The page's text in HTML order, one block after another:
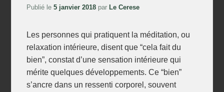
Publié le5 janvier 2018 parLe Cerese
Les personnes qui pratiquent la méditation, ou
relaxation intérieure, disent que “cela fait du
bien”, constat d’une sensation intérieure qui
mérite quelques développements. Ce “bien”
s’ancre dans un ressenti corporel, souvent